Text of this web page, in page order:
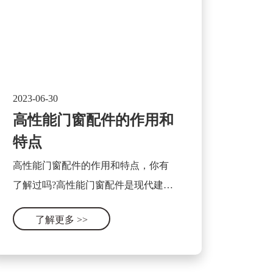
2023-06-30
高性能门窗配件的作用和
特点
高性能门窗配件的作用和特点，你有
了解过吗?高性能门窗配件是现代建筑
可以显著提升门窗的使用性能和安全
了解更多 >>